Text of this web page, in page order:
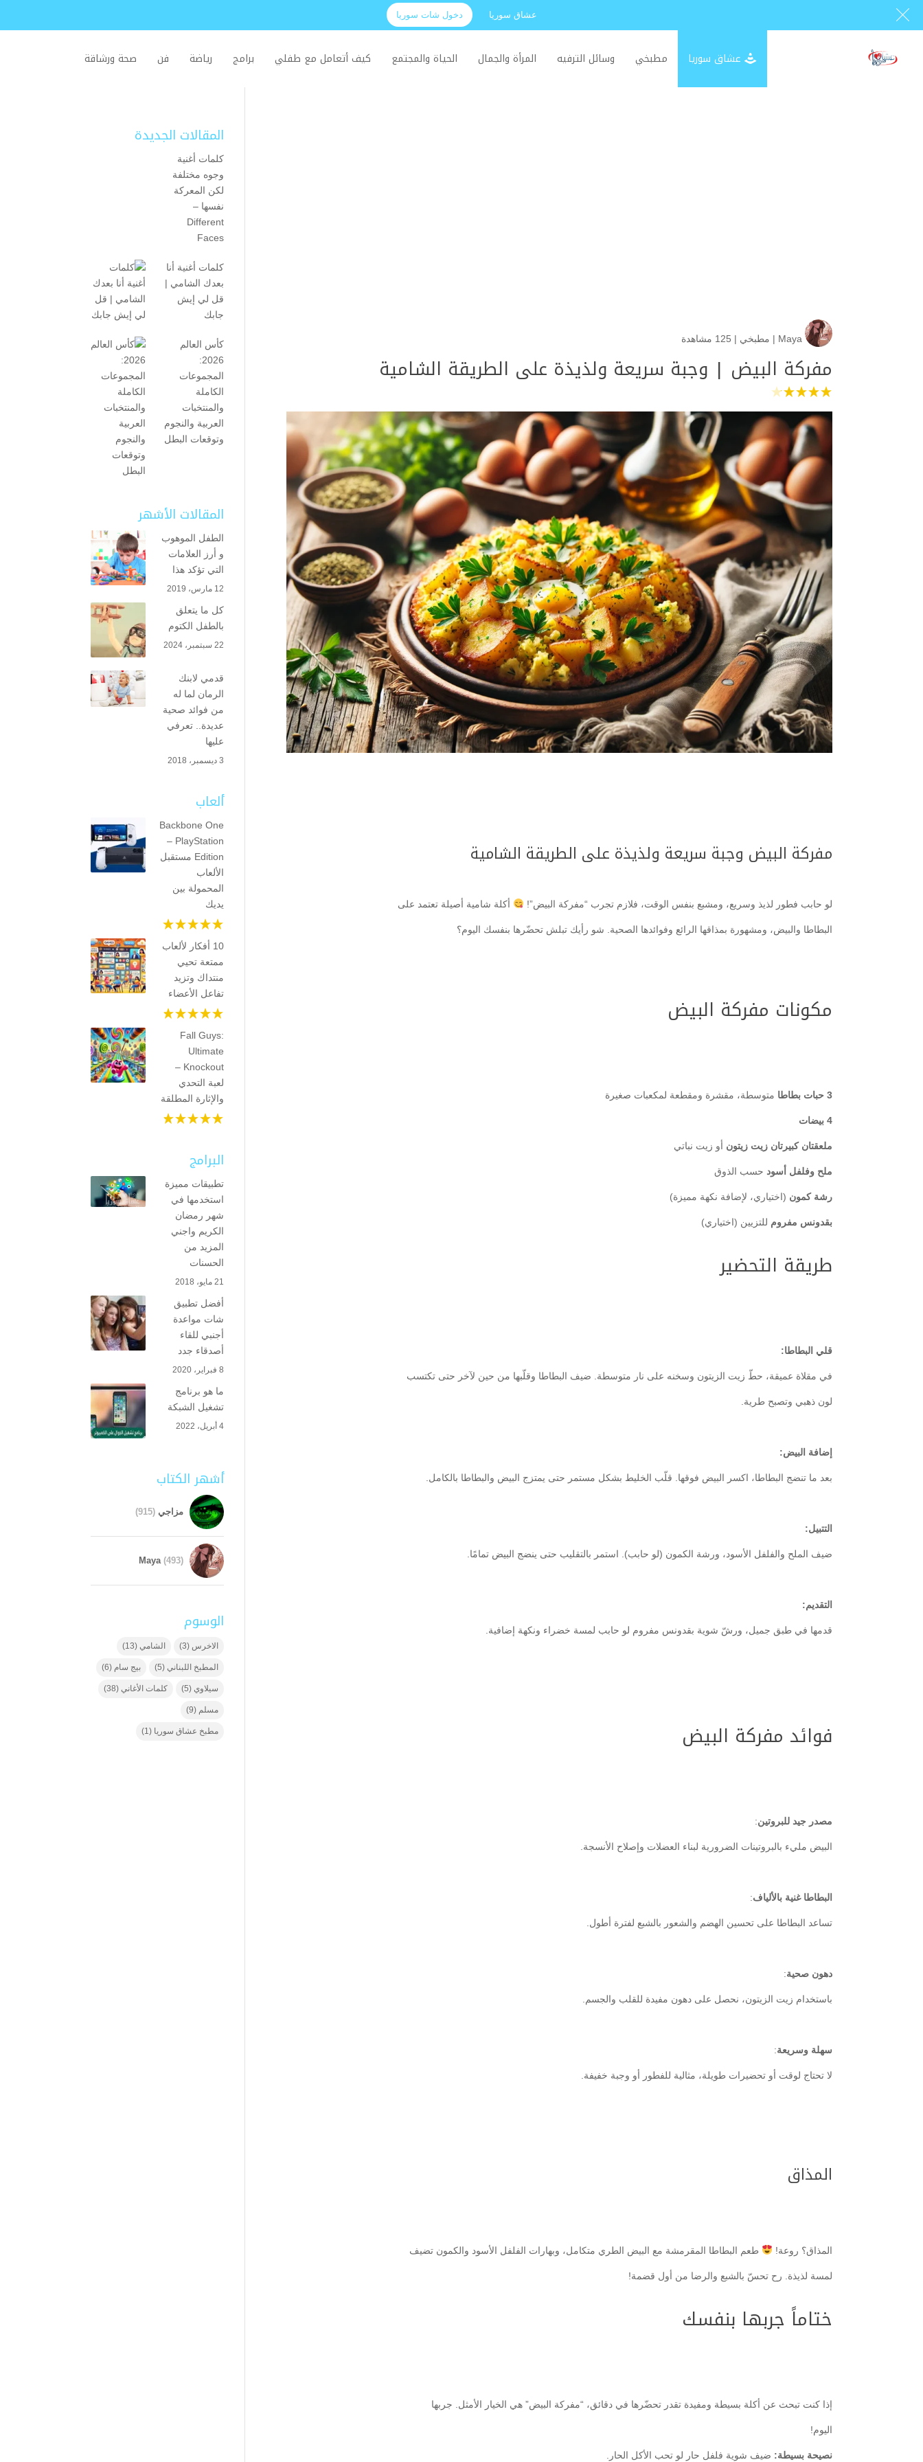
عشاق سوريا دخول شات سوريا
عشاق سوريا مطبخي وسائل الترفيه المرأة والجمال الحياة والمجتمع كيف أتعامل مع طفلي برامج رياضة فن صحة ورشاقة
Maya
| مطبخي | 125 مشاهدة
مفركة البيض | وجبة سريعة ولذيذة على الطريقة الشامية
مفركة البيض وجبة سريعة ولذيذة على الطريقة الشامية
لو حابب فطور لذيذ وسريع، ومشبع بنفس الوقت، فلازم تجرب “مفركة البيض”! أكلة شامية أصيلة تعتمد على
البطاطا والبيض، ومشهورة بمذاقها الرائع وفوائدها الصحية. شو رأيك تبلش تحضّرها بنفسك اليوم؟
مكونات مفركة البيض
3 حبات بطاطا متوسطة، مقشرة ومقطعة لمكعبات صغيرة
4 بيضات
ملعقتان كبيرتان زيت زيتون أو زيت نباتي
ملح وفلفل أسود حسب الذوق
رشة كمون (اختياري، لإضافة نكهة مميزة)
بقدونس مفروم للتزيين (اختياري)
طريقة التحضير
قلي البطاطا:
في مقلاة عميقة، حطّ زيت الزيتون وسخنه على نار متوسطة. ضيف البطاطا وقلّبها من حين لآخر حتى تكتسب
لون ذهبي وتصبح طرية.
إضافة البيض:
بعد ما تنضج البطاطا، اكسر البيض فوقها. قلّب الخليط بشكل مستمر حتى يمتزج البيض والبطاطا بالكامل.
التتبيل:
ضيف الملح والفلفل الأسود، ورشة الكمون (لو حابب). استمر بالتقليب حتى ينضج البيض تمامًا.
التقديم:
قدمها في طبق جميل، ورشّ شوية بقدونس مفروم لو حابب لمسة خضراء ونكهة إضافية.
فوائد مفركة البيض
مصدر جيد للبروتين:
البيض مليء بالبروتينات الضرورية لبناء العضلات وإصلاح الأنسجة.
البطاطا غنية بالألياف:
تساعد البطاطا على تحسين الهضم والشعور بالشبع لفترة أطول.
دهون صحية:
باستخدام زيت الزيتون، نحصل على دهون مفيدة للقلب والجسم.
سهلة وسريعة:
لا تحتاج لوقت أو تحضيرات طويلة، مثالية للفطور أو وجبة خفيفة.
المذاق
المذاق؟ روعة! طعم البطاطا المقرمشة مع البيض الطري متكامل، وبهارات الفلفل الأسود والكمون تضيف
لمسة لذيذة. رح تحسّ بالشبع والرضا من أول قضمة!
ختاماً جربها بنفسك
إذا كنت تبحث عن أكلة بسيطة ومفيدة تقدر تحضّرها في دقائق، “مفركة البيض” هي الخيار الأمثل. جربها
اليوم!
نصيحة بسيطة: ضيف شوية فلفل حار لو تحب الأكل الحار.
المقالات الجديدة
كلمات أغنية
وجوه مختلفة
لكن المعركة
نفسها –
Different
Faces
كلمات أغنية أنا
بعدك الشامي |
قل لي إيش
جابك
كأس العالم
2026:
المجموعات
الكاملة
والمنتخبات
العربية والنجوم
وتوقعات البطل
المقالات الأشهر
الطفل الموهوب
و أرز العلامات
التي تؤكد هذا
12 مارس، 2019
كل ما يتعلق
بالطفل الكتوم
22 سبتمبر، 2024
قدمي لابنك
الرمان لما له
من فوائد صحية
عديدة.. تعرفي
عليها
3 ديسمبر، 2018
ألعاب
Backbone One
– PlayStation
Edition مستقبل
الألعاب
المحمولة بين
يديك
10 أفكار لألعاب
ممتعة تحيي
منتداك وتزيد
تفاعل الأعضاء
Fall Guys:
Ultimate
Knockout –
لعبة التحدي
والإثارة المطلقة
البرامج
تطبيقات مميزة
استخدمها في
شهر رمضان
الكريم واجني
المزيد من
الحسنات
21 مايو، 2018
أفضل تطبيق
شات مواعدة
أجنبي للقاء
أصدقاء جدد
8 فبراير، 2020
ما هو برنامج
تشغيل الشبكة
4 أبريل، 2022
أشهر الكتاب
مزاجي (915)
Maya (493)
الوسوم
الاخرس (3) الشامي (13)
المطبخ اللبناني (5) بيج سام (6)
سيلاوي (5) كلمات الأغاني (38)
مسلم (9)
مطبخ عشاق سوريا (1)